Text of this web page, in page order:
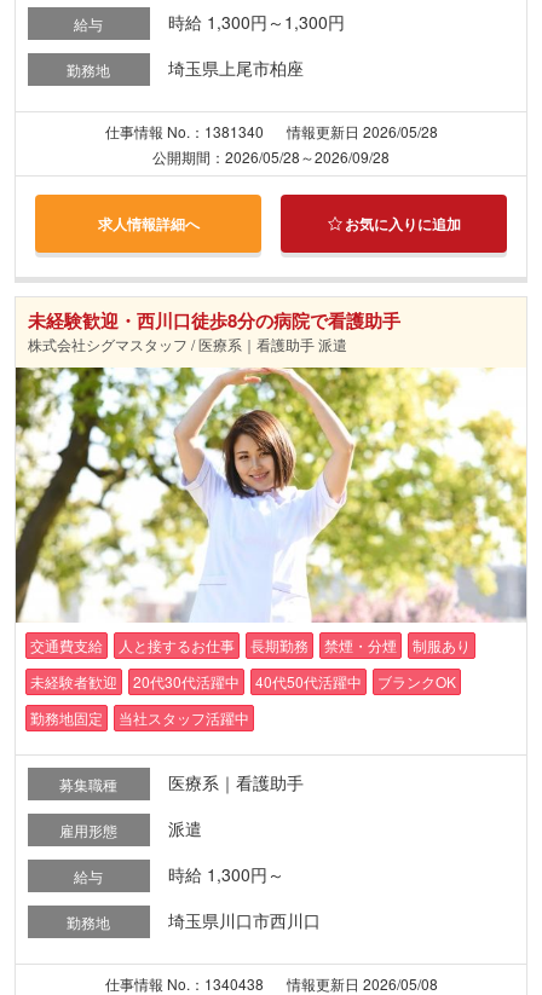
給与 時給 1,300円～1,300円
勤務地 埼玉県上尾市柏座
仕事情報 No.：1381340
情報更新日 2026/05/28
公開期間：2026/05/28～2026/09/28
求人情報詳細へ お気に入りに追加
未経験歓迎・西川口徒歩8分の病院で看護助手
株式会社シグマスタッフ / 医療系｜看護助手 派遣
交通費支給 人と接するお仕事 長期勤務 禁煙・分煙
制服あり
未経験者歓迎
20代30代活躍中 40代50代活躍中
ブランクOK
勤務地固定
当社スタッフ活躍中
募集職種 医療系｜看護助手
雇用形態 派遣
給与 時給 1,300円～
勤務地 埼玉県川口市西川口
仕事情報 No.：1340438
情報更新日 2026/05/08